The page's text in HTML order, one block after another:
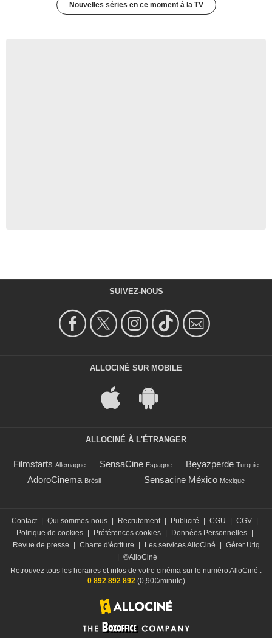
Nouvelles séries en ce moment à la TV
SUIVEZ-NOUS
ALLOCINÉ SUR MOBILE
ALLOCINÉ À L'ÉTRANGER
Filmstarts Allemagne SensaCine Espagne Beyazperde Turquie
AdoroCinema Brésil Sensacine México Mexique
Contact Qui sommes-nous Recrutement Publicité CGU CGV
Politique de cookies
Préférences cookies Données Personnelles
Revue de presse
Charte d'écriture Les services AlloCiné
Gérer Utiq
©AlloCiné
Retrouvez tous les horaires et infos de votre cinéma sur le numéro AlloCiné :
0 892 892 892(0,90€/minute)